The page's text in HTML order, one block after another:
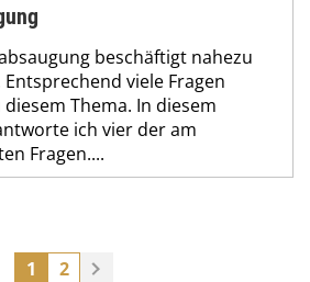
beschäftigt nahezu
viele Fragen
Thema. In diesem
ich vier der am
Fragen....
1 2